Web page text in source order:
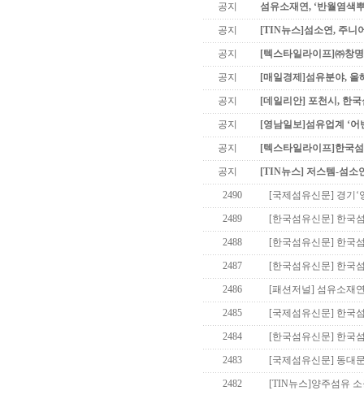
공지 섬유소재연, ‘반월염색
공지 [TIN뉴스]섬소연, 주니
공지 [텍스타일라이프]㈜창
공지 [매일경제]섬유분야, 올
공지 [데일리안] 포천시, 한
공지 [영남일보]섬유업계 ‘
공지 [텍스타일라이프]한국
공지 [TIN뉴스] 저스템-섬소
2490 [국제섬유신문] 경기‘
2489 [한국섬유신문] 한국
2488 [한국섬유신문] 한국
2487 [한국섬유신문] 한국
2486 [패션저널] 섬유소재
2485 [국제섬유신문] 한국
2484 [한국섬유신문] 한국
2483 [국제섬유신문] 동대
2482 [TIN뉴스]양주섬유